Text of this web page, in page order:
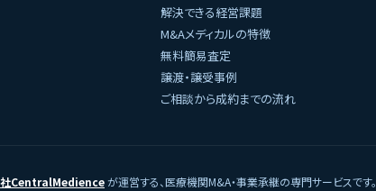
解決できる経営課題
M&Aメディカルの特徴
無料簡易査定
譲渡・譲受事例
ご相談から成約までの流れ
社CentralMedienceが運営する、医療機関M&A・事業承継の専門サービスです。